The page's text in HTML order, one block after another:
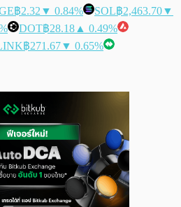
฿2.32 ▼ 0.84% SOL฿2,463.70▼
DOT฿28.18 ▲ 0.49%
฿271.67▼ 0.65%